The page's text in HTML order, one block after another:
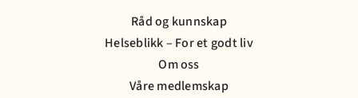
Råd og kunnskap
Helseblikk – For et godt liv
Om oss
Våre medlemskap